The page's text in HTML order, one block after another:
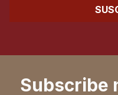
Subscribe